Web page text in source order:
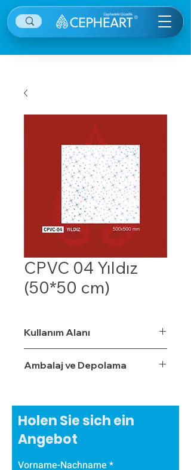
CPVC 04 Yıldız
(50*50 cm)
Kullanım Alanı
Ambalaj ve Depolama
Holen Sie sich ein
Angebot
Vorname-Nachname